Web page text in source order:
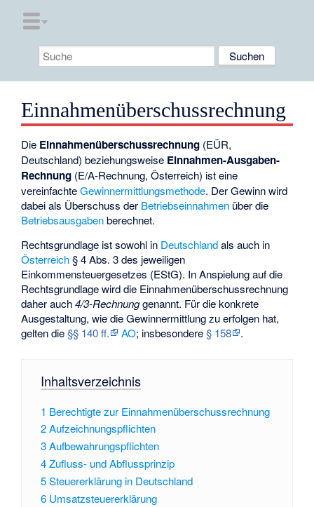
Einnahmenüberschussrechnung
Die Einnahmenüberschussrechnung (EÜR,
Deutschland) beziehungsweise Einnahmen-Ausgaben-
Rechnung (E/A-Rechnung, Österreich) ist eine
vereinfachteGewinnermittlungsmethode. Der Gewinn wird
dabei als Überschuss der Betriebseinnahmen über die
Betriebsausgabenberechnet.
Rechtsgrundlage ist sowohl in Deutschlandals auch in
Österreich§ 4 Abs. 3 des jeweiligen
Einkommensteuergesetzes (EStG). In Anspielung auf die
Rechtsgrundlage wird die Einnahmenüberschussrechnung
daher auch4/3-Rechnunggenannt. Für die konkrete
Ausgestaltung, wie die Gewinnermittlung zu erfolgen hat,
gelten die§§ 140 ff. AO; insbesondere§ 158 .
Inhaltsverzeichnis
1 Berechtigte zur Einnahmenüberschussrechnung
2Aufzeichnungspflichten
3Aufbewahrungspflichten
4Zufluss- und Abflussprinzip
5Steuererklärung in Deutschland
6 Umsatzsteuererklärung